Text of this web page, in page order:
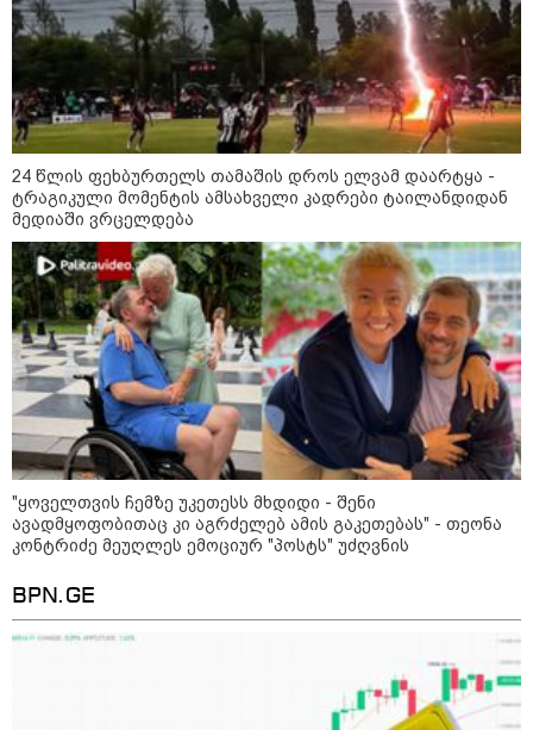
11:59 / 09-08-2026
ხანძარი ლილო-მარტყოფის
გზაზე - რა ვითარებაა ადგილზე
ამ წუთებში? (ვიდეო)
10:29 / 09-08-2026
ჩვენი ცხოვრება შენთან ერთად
ასეთ არარომანტიკულ ფაზაში
შევიდოდა" - თეონა კონტრიძე
ქორწინებიდან 18 წლის თავზე
ქმარს ემოციურ "პოსტს" უძღვნის
კატეგორიის ყველა სიახლე
მკითხველის რჩევით
24 წლის ფეხბურთელს თამაშის დროს ელვამ დაარტყა -
ტრაგიკული მომენტის ამსახველი კადრები ტაილანდიდან
მედიაში ვრცელდება
"ყოველთვის ჩემზე უკეთესს მხდიდი - შენი
ავადმყოფობითაც კი აგრძელებ ამის გაკეთებას" - თეონა
კონტრიძე მეუღლეს ემოციურ "პოსტს" უძღვნის
BPN.GE